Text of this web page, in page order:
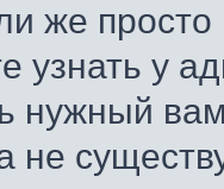
же
узнать у
нужный
не